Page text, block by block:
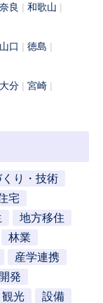
奈良
和歌山
山口
徳島
大分
宮崎
くり・技術
宅
地方移住
林業
産学連携
発
観光
設備